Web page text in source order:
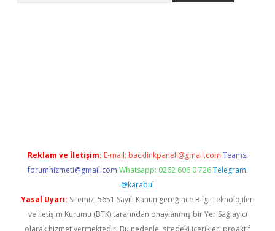
Reklam ve İletişim: E-mail: backlinkpaneli@gmail.com Teams:
forumhizmeti@gmail.com Whatsapp: 0262 606 0 726 Telegram:
@karabul
Yasal Uyarı: Sitemiz, 5651 Sayılı Kanun gereğince Bilgi Teknolojileri
ve İletişim Kurumu (BTK) tarafından onaylanmış bir Yer Sağlayıcı
olarak hizmet vermektedir. Bu nedenle, sitedeki içerikleri proaktif